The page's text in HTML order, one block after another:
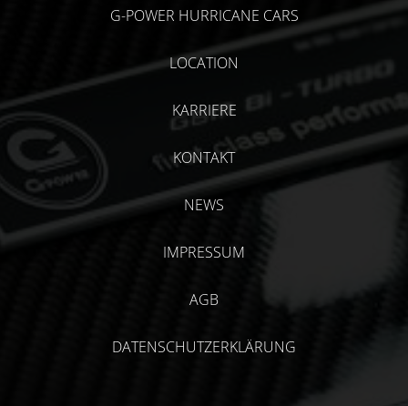
G-POWER HURRICANE CARS
LOCATION
KARRIERE
KONTAKT
NEWS
IMPRESSUM
AGB
DATENSCHUTZERKLÄRUNG